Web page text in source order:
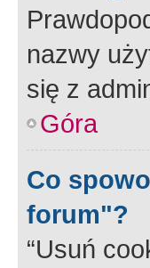
nazwy
się z
Góra
Co
forum"?
“Usuń